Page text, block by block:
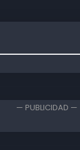
— PUBLICIDAD —